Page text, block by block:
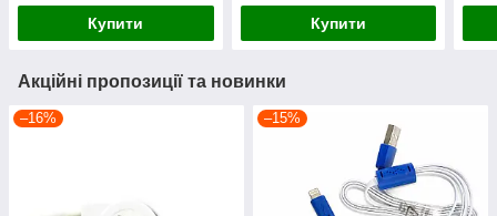
Купити Купити
Акційні пропозиції та новинки
–16% –15%